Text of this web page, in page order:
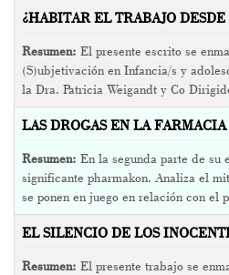
¿HABITAR EL TRABAJO
Resumen: El presente escrito se
(S)ubjetivación en Infancia/s y
la Dra. Patricia Weigandt y Co
LAS DROGAS EN LA
Resumen: En la segunda parte de su
significante pharmakon. Analiza el
se ponen en juego en relación con el
EL SILENCIO DE LOS
Resumen: El presente trabajo se